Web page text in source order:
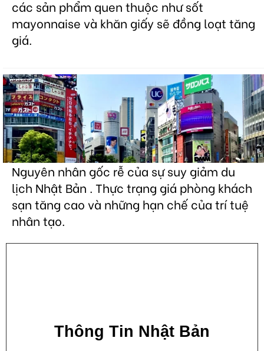
các sản phẩm quen thuộc như sốt
mayonnaise và khăn giấy sẽ đồng loạt tăng
giá.
Nguyên nhân gốc rễ của sự suy giảm du
lịch Nhật Bản . Thực trạng giá phòng khách
sạn tăng cao và những hạn chế của trí tuệ
nhân tạo.
Thông Tin Nhật Bản